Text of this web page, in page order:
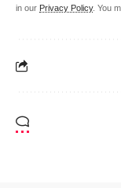
in our Privacy Policy. You